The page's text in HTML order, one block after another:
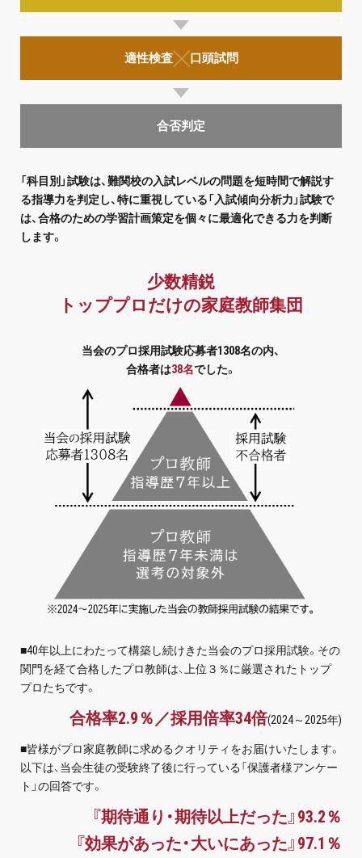
適性検査 口頭試問
合否判定
「科目別」試験は、難関校の入試レベルの問題を短時間で解説す
る指導力を判定し、特に重視している「入試傾向分析力」試験で
は、合格のための学習計画策定を個々に最適化できる力を判断
します。
少数精鋭
トッププロだけの家庭教師集団
当会のプロ採用試験応募者1308名の内、
合格者は38名でした。
■40年以上にわたって構築し続けきた当会のプロ採用試験。その
関門を経て合格したプロ教師は、上位３％に厳選されたトップ
プロたちです。
合格率2.9％／採用倍率34倍(2024～2025年)
■皆様がプロ家庭教師に求めるクオリティをお届けいたします。
以下は、当会生徒の受験終了後に行っている「保護者様アンケー
ト」の回答です。
『期待通り・期待以上だった』93.2％
『効果があった・大いにあった』97.1％